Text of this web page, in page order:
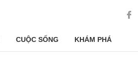
CUỘC SỐNG KHÁM PHÁ